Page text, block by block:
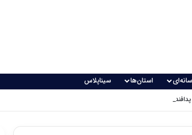
استان‌ها سیناپلاس
چگونه کار می کنند؟